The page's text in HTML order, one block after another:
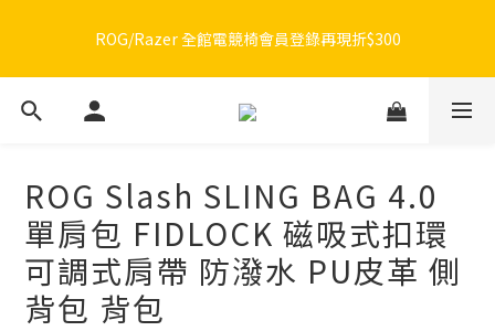
300
ROG/Razer 全館電競椅會員登錄再現折$300
🔥品牌限定滿額折🔥ROG周邊滿1500折100 / 2500折200 / 3000折
ROG Slash SLING BAG 4.0
單肩包 FIDLOCK 磁吸式扣環
可調式肩帶 防潑水 PU皮革 側
背包 背包